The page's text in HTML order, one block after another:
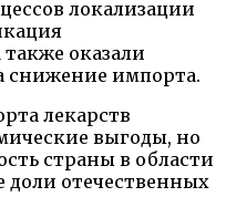
локализации
оказали
снижение импорта.
лекарств
выгоды, но
страны в области
доли отечественных